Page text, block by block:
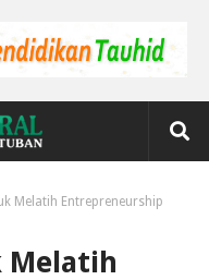
Melatih Entrepreneurship
Melatih